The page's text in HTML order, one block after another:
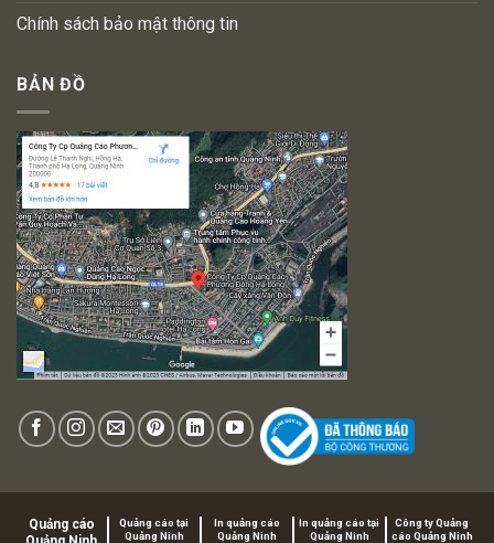
Chính sách bảo mật thông tin
BẢN ĐỒ
Quảng cáo
Quảng cáo tại
Quảng Ninh
In quảng cáo
Quảng Ninh
In quảng cáo tại
Quảng Ninh
Công ty Quảng
cáo Quảng Ninh